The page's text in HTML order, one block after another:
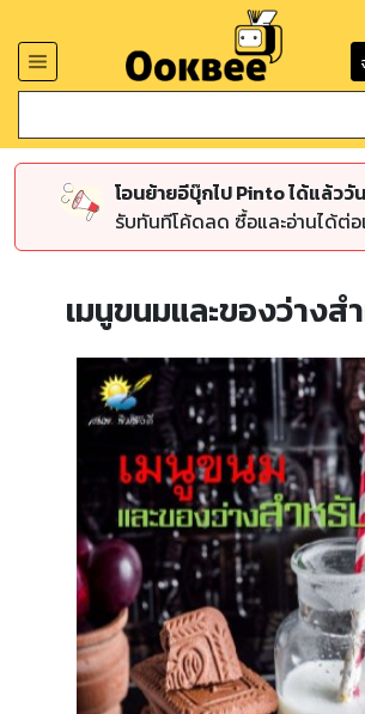
โอนย้ายอีบุ๊กไป Pinto ได้แล้ววั
รับทันทีโค้ดลด ซื้อและอ่านได้ต่
เมนูขนมและของว่างส